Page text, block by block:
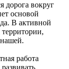
дорога вокруг
основой
В активной
территории,
работа